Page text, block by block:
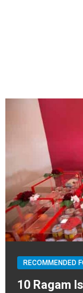
RECOMMENDED
10 Ragam